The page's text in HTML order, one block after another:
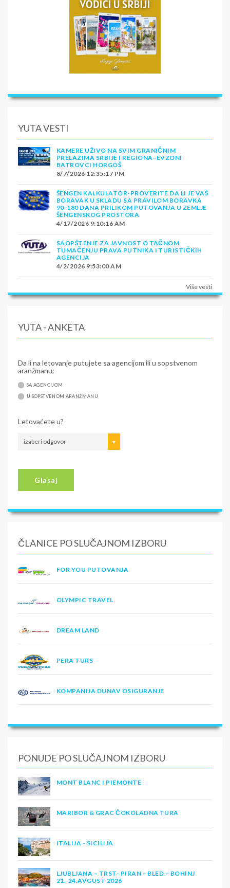
YUTA VESTI
KAMERE UŽIVO NA SVIM GRANIČNIM
PRELAZIMA SRBIJE I REGIONA–EVZONI
BATROVCI HORGOŠ
8/7/2026 12:35:17 PM
ŠENGEN KALKULATOR-PROVERITE DA LI JE VAŠ
BORAVAK U SKLADU SA PRAVILOM BORAVKA
90-180 DANA PRILIKOM PUTOVANJA U ZEMLJE
ŠENGENSKOG PROSTORA
4/17/2026 9:10:16 AM
SAOPŠTENJE ZA JAVNOST O TAČNOM
TUMAČENJU PRAVA PUTNIKA I TURISTIČKIH
AGENCIJA
4/2/2026 9:53:00 AM
Više vesti
YUTA - ANKETA
Da li na letovanje putujete sa agencijom ili u sopstvenom
aranžmanu:
SA AGENCIJOM
U SOPSTVENOM ARANŽMANU
Letovaćete u?
izaberi odgovor
Glasaj
ČLANICE PO SLUČAJNOM IZBORU
FOR YOU PUTOVANJA
OLYMPIC TRAVEL
DREAM LAND
PERA TURS
KOMPANIJA DUNAV OSIGURANJE
PONUDE PO SLUČAJNOM IZBORU
MONT BLANC I PIEMONTE
MARIBOR & GRAC ČOKOLADNA TURA
ITALIJA - SICILIJA
LJUBLJANA – TRST- PIRAN – BLED – BOHINJ
21.-24.AVGUST 2026